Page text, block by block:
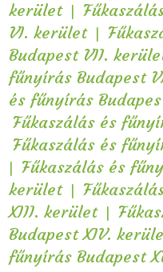
kerület |
VI. kerület |
Budapest VII.
fűnyírás Budapest
és fűnyírás
Fűkaszálás és
Fűkaszálás és
| Fűkaszálás és
kerület |
XIII. kerület |
Budapest XIV.
fűnyírás Budapest